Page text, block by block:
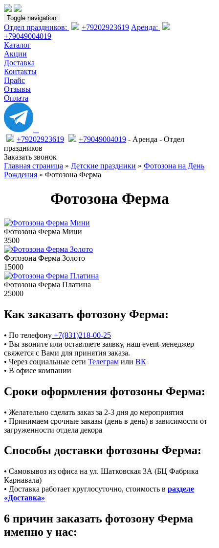
Toggle navigation
Отдел праздников: +79202923619 Аренда:
+79049004019
Каталог
Акции
Доставка
Контакты
Прайс
Отзывы
Оплата
+79202923619 +79049004019 - Аренда - Отдел
праздников
Заказать звонок
Главная страница » Детские праздники » Фотозона на День
Рождения » Фотозона Ферма
Фотозона Ферма
Фотозона Ферма Мини
3500
Фотозона Ферма Золото
15000
Фотозона Ферма Платина
25000
Как заказать фотозону Ферма:
• По телефону +7(831)218-00-25
• Вы звоните или оставляете заявку, наш event-менеджер
свяжется с Вами для принятия заказа.
• Через социальные сети Телеграм или ВК
• В офисе компании
Сроки оформления фотозоны Ферма:
• Желательно сделать заказ за 2-3 дня до мероприятия
• Принимаем срочные заказы (день в день) в зависимости от
загруженности отдела декора
Способы доставки фотозоны Ферма:
• Самовывоз из офиса на ул. Шатковская 3А (БЦ Фабрика
Карнавала)
• Доставка работает круглосуточно, стоимость в разделе
«Доставка»
6 причин заказать фотозону Ферма
именно у нас: